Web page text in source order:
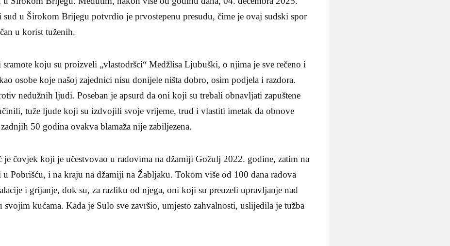
u Širokom Brijegu potvrdio je prvostepenu presudu, čime je ovaj sudski spor
u korist tuženih.
koju su proizveli „vlastodršci“ Medžlisa Ljubuški, o njima je sve rečeno i
osobe koje našoj zajednici nisu donijele ništa dobro, osim podjela i razdora.
nedužnih ljudi. Poseban je apsurd da oni koji su trebali obnavljati zapuštene
tuže ljude koji su izdvojili svoje vrijeme, trud i vlastiti imetak da obnove
50 godina ovakva blamaža nije zabiljezena.
je čovjek koji je učestvovao u radovima na džamiji Gožulj 2022. godine, zatim na
Pobrišću, i na kraju na džamiji na Žabljaku. Tokom više od 100 dana radova
i grijanje, dok su, za razliku od njega, oni koji su preuzeli upravljanje nad
svojim kućama. Kada je Sulo sve završio, umjesto zahvalnosti, uslijedila je tužba